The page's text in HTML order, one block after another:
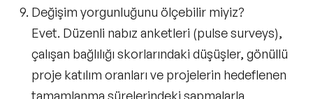
Değişim yorgunluğunu ölçebilir miyiz?
Evet. Düzenli nabız anketleri (pulse surveys),
çalışan bağlılığı skorlarındaki düşüşler, gönüllü
proje katılım oranları ve projelerin hedeflenen
tamamlanma sürelerindeki sapmalarla